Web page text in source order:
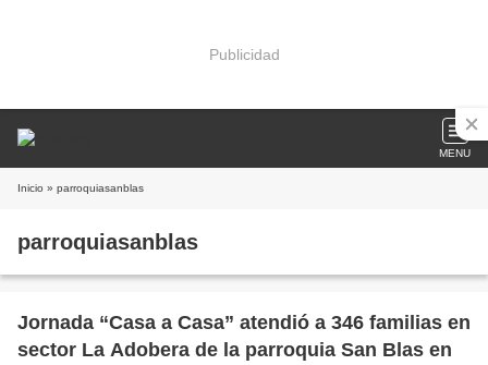
Publicidad
MENU
Inicio » parroquiasanblas
parroquiasanblas
Jornada “Casa a Casa” atendió a 346 familias en
sector La Adobera de la parroquia San Blas en